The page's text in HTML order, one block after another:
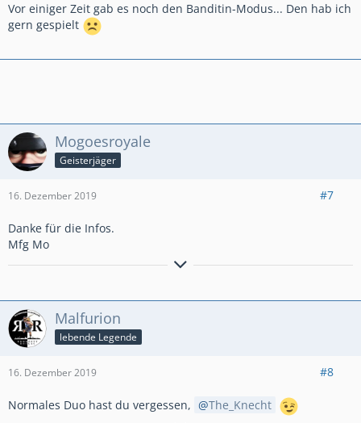
Vor einiger Zeit gab es noch den Banditin-Modus... Den hab ich
gern gespielt
Mogoesroyale
Geisterjäger
16. Dezember 2019 #7
Danke für die Infos.
Mfg Mo
Aktiver Clasher aus Hamburg.
PB: Ultimate Champion 1650
Malfurion
lebende Legende
16. Dezember 2019 #8
Normales Duo hast du vergessen,
The_Knecht